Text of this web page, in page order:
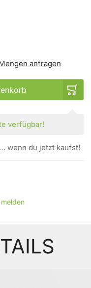
anfragen
verfügbar!
wenn du jetzt kaufst!